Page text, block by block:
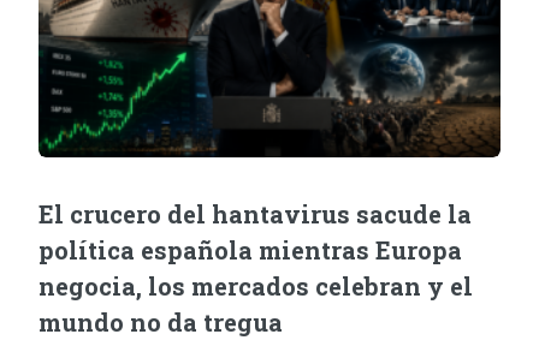
El crucero del hantavirus sacude la
política española mientras Europa
negocia, los mercados celebran y el
mundo no da tregua